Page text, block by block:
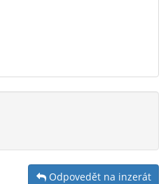
Odpovedět na inzerát